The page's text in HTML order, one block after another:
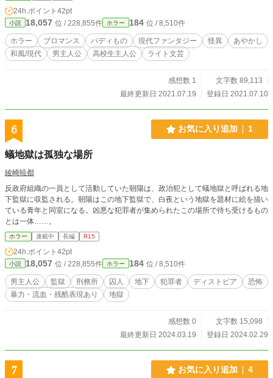
24h.ポイント 42pt
小説 18,057 位 / 228,855件 ホラー 184 位 / 8,510件
ホラー ブロマンス バディもの 現代ファンタジー 怪異
あやかし
和風/現代
男主人公 高校生主人公 ライト文芸
感想数 1
文字数 89,113
最終更新日 2021.07.19
登録日 2021.07.10
6 お気に入り追加 1
蟻地獄は孤独な場所
綾崎暁都
反政府組織の一員として活動していた朝陽は、政治犯として蟻地獄と呼ばれる地
下監獄に収監される。朝陽はこの地下監獄で、白夜という地獄を題材に絵を描い
ている青年と同室になる。凶悪な犯罪者が集められたこの場所で待ち受けるもの
とは一体……。
ホラー 連載中 長編 R15
24h.ポイント 42pt
小説 18,057 位 / 228,855件 ホラー 184 位 / 8,510件
男主人公 監獄 刑務所 囚人 地下 犯罪者 ディストピア
恐怖
暴力・流血・残酷表現あり
地獄
感想数 0
文字数 15,098
最終更新日 2024.03.19
登録日 2024.02.29
7 お気に入り追加 4